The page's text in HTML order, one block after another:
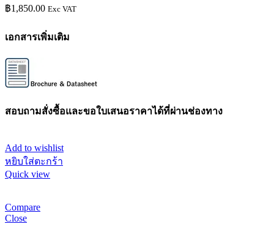
฿1,850.00 Exc VAT
เอกสารเพิ่มเติม
สอบถามสั่งซื้อและขอใบเสนอราคาได้ที่ผ่านช่องทาง
Add to wishlist
หยิบใส่ตะกร้า
Quick view
Compare
Close